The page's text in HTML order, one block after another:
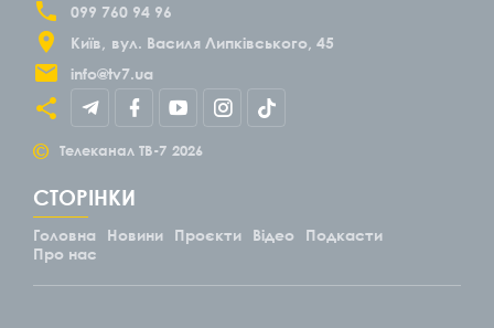
099 760 94 96
Київ
вул. Василя Липківського, 45
info@tv7.ua
© Телеканал ТВ-7 2026
СТОРІНКИ
Головна Новини Проєкти Відео
Подкасти
Про нас